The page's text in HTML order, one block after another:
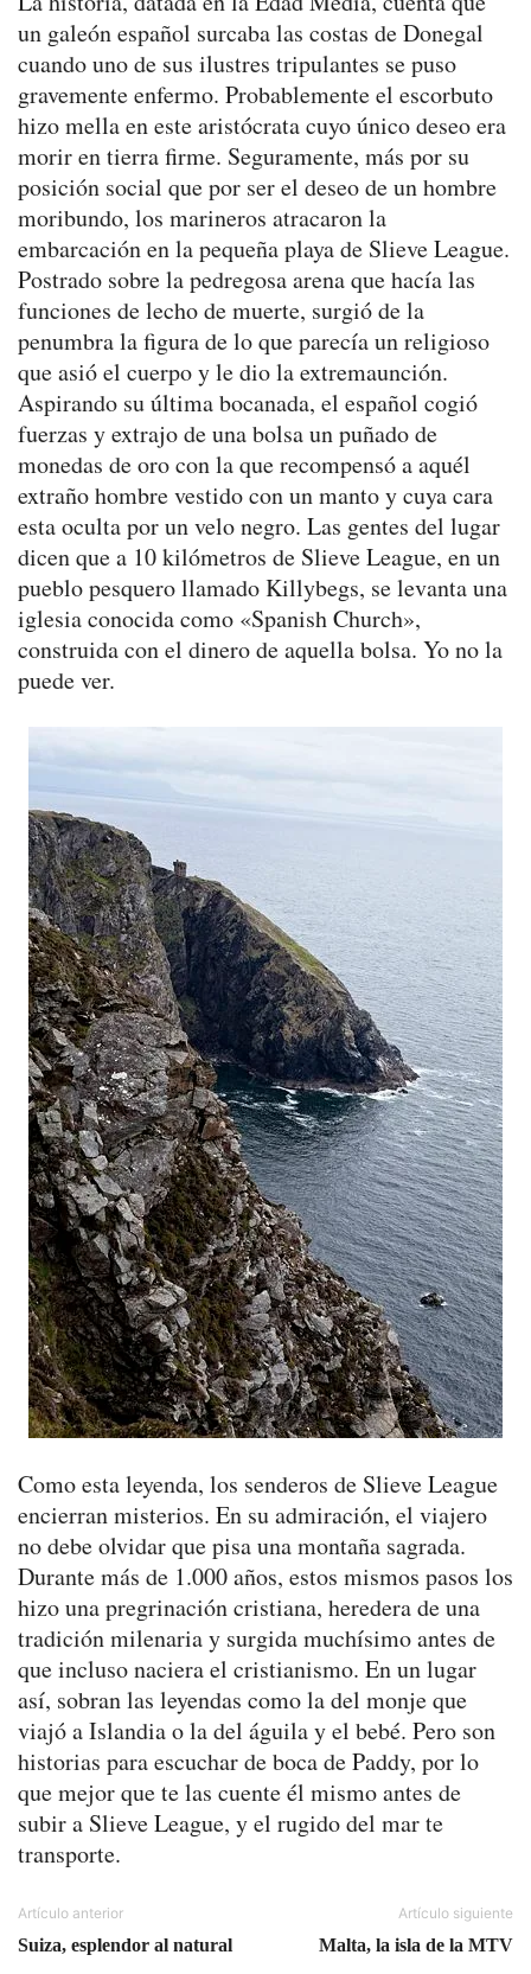
un galeón español surcaba las costas de Donegal
cuando uno de sus ilustres tripulantes se puso
gravemente enfermo. Probablemente el escorbuto
hizo mella en este aristócrata cuyo único deseo era
morir en tierra firme. Seguramente, más por su
posición social que por ser el deseo de un hombre
moribundo, los marineros atracaron la
embarcación en la pequeña playa de Slieve League.
Postrado sobre la pedregosa arena que hacía las
funciones de lecho de muerte, surgió de la
penumbra la figura de lo que parecía un religioso
que asió el cuerpo y le dio la extremaunción.
Aspirando su última bocanada, el español cogió
fuerzas y extrajo de una bolsa un puñado de
monedas de oro con la que recompensó a aquél
extraño hombre vestido con un manto y cuya cara
esta oculta por un velo negro. Las gentes del lugar
dicen que a 10 kilómetros de Slieve League, en un
pueblo pesquero llamado Killybegs, se levanta una
iglesia conocida como «Spanish Church»,
construida con el dinero de aquella bolsa. Yo no la
puede ver.
Como esta leyenda, los senderos de Slieve League
encierran misterios. En su admiración, el viajero
no debe olvidar que pisa una montaña sagrada.
Durante más de 1.000 años, estos mismos pasos los
hizo una pregrinación cristiana, heredera de una
tradición milenaria y surgida muchísimo antes de
que incluso naciera el cristianismo. En un lugar
así, sobran las leyendas como la del monje que
viajó a Islandia o la del águila y el bebé. Pero son
historias para escuchar de boca de Paddy, por lo
que mejor que te las cuente él mismo antes de
subir a Slieve League, y el rugido del mar te
transporte.
Artículo anterior
Suiza, esplendor al natural
Artículo siguiente
Malta, la isla de la MTV